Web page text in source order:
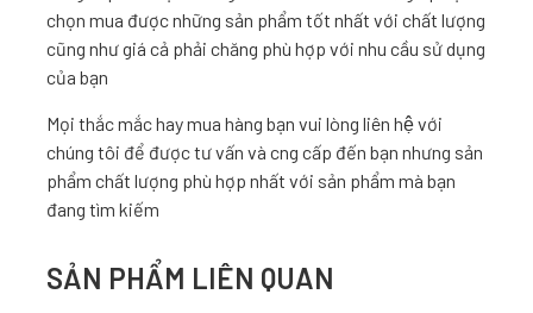
một chi tiết cho chúng ta để chân lên chánh việ duỗi
thẳng chân chong thời gian gian dài gây mỏi mệt cho
công nhân
Với những chia sẻ trên chúng tôi mong muốn phần nào
cung cấp cho bạn những kiến thức. Để có thể giúp bạn
chọn mua được những sản phẩm tốt nhất với chất lượng
cũng như giá cả phải chăng phù hợp với nhu cầu sử dụng
Mọi thắc mắc hay mua hàng bạn vui lòng liên hệ với